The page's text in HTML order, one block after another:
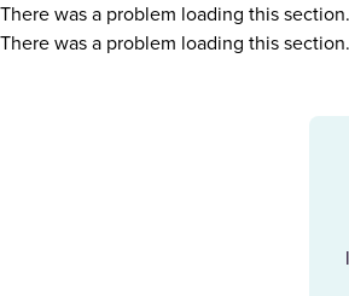
There was a problem loading this section.
There was a problem loading this section.